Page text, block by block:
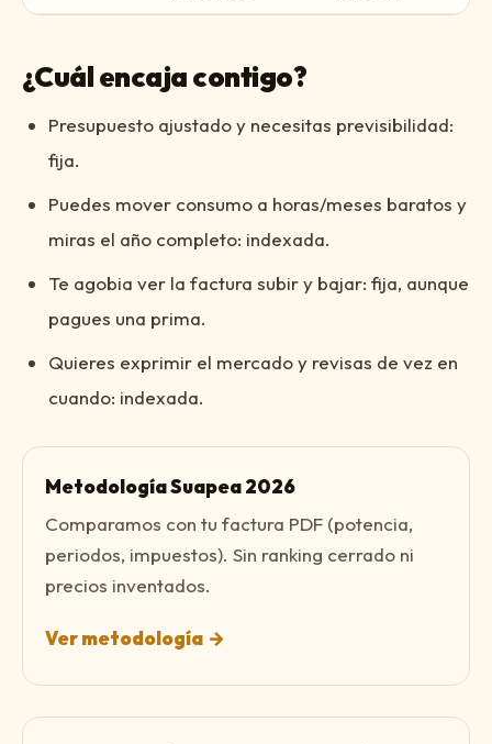
¿Cuál encaja contigo?
Presupuesto ajustado y necesitas previsibilidad:
fija.
Puedes mover consumo a horas/meses baratos y
miras el año completo: indexada.
Te agobia ver la factura subir y bajar: fija, aunque
pagues una prima.
Quieres exprimir el mercado y revisas de vez en
cuando: indexada.
Metodología Suapea 2026
Comparamos con tu factura PDF (potencia,
periodos, impuestos). Sin ranking cerrado ni
precios inventados.
Ver metodología →